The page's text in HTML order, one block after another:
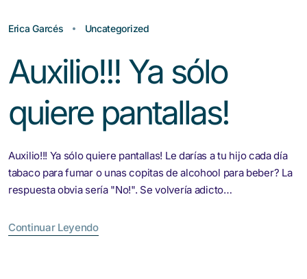
Erica Garcés Uncategorized
Auxilio!!! Ya sólo
quiere pantallas!
Auxilio!!! Ya sólo quiere pantallas! Le darías a tu hijo cada día
tabaco para fumar o unas copitas de alcohool para beber? La
respuesta obvia sería "No!". Se volvería adicto…
Continuar Leyendo